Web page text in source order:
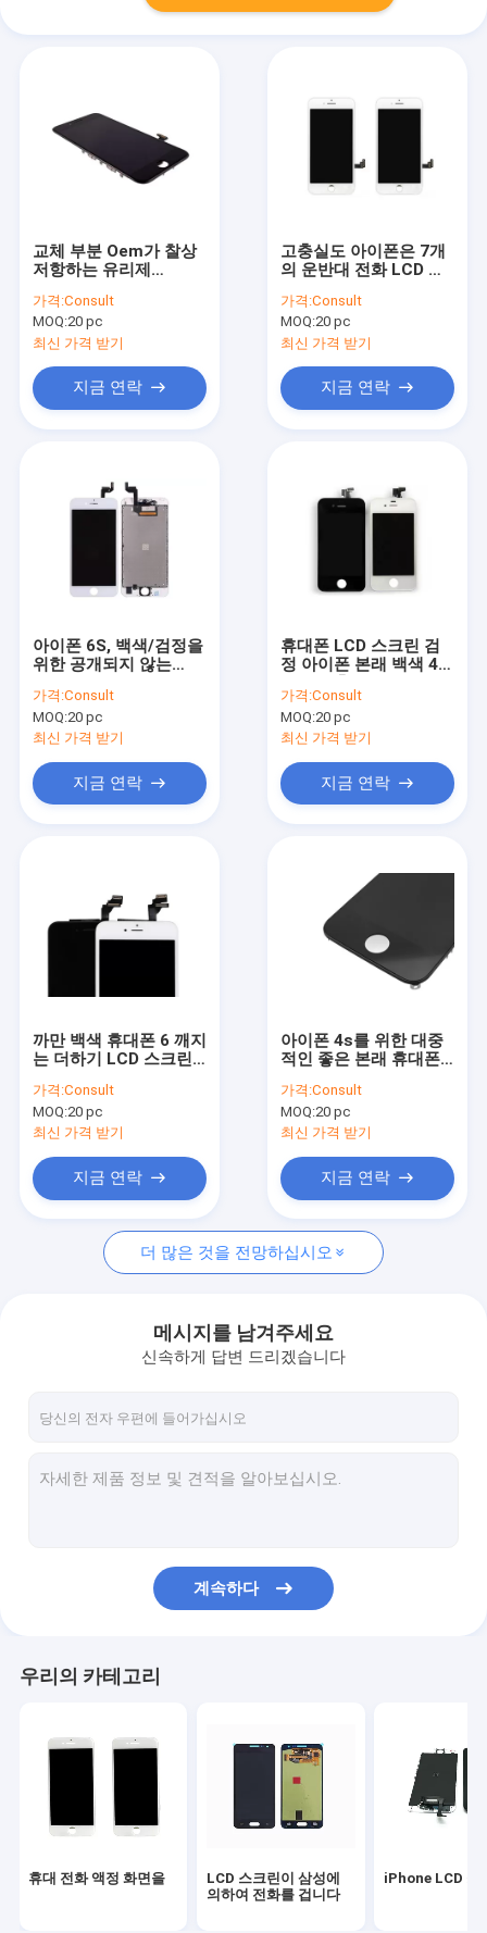
회사 소개
따옴표를 요구하십시오
휴대 전화 액정 화면을
LCD 스크린이 삼성에 의하여 전화를 겁니다
iPAD LCD 화면
아이폰 교체 부품
IPad 교체 부품
아이폰 본래 건전지
셀룰라 전화 USB 케이블
교체 부분 Oem가 찰상
저항하는 유리제
운반대에 의하여 전화를
겁니다
가격:Consult
MOQ:20 pc
최신 가격 받기
지금 연락
고충실도 아이폰은 7개
의 운반대 전화 LCD 스
폰 부속품 분해합니다
가격:Consult
MOQ:20 pc
최신 가격 받기
지금 연락
아이폰 6S, 백색/검정을
위한 공개되지 않는
LCD 터치스크린 회의
가격:Consult
MOQ:20 pc
최신 가격 받기
지금 연락
휴대폰 LCD 스크린 검
정 아이폰 본래 백색 4
가격:Consult
MOQ:20 pc
최신 가격 받기
지금 연락
까만 백색 휴대폰 6 깨지
는 더하기 LCD 스크린
면 수치기 회의 보충 아
니
가격:Consult
MOQ:20 pc
최신 가격 받기
지금 연락
아이폰 4s를 위한 대중
적인 좋은 본래 휴대폰
100%년을 시험했습니
다
가격:Consult
MOQ:20 pc
최신 가격 받기
지금 연락
더 많은 것을 전망하십시오
메시지를 남겨주세요
신속하게 답변 드리겠습니다
계속하다
우리의 카테고리
휴대 전화 액정 화면을
LCD 스크린이 삼성에
의하여 전화를 겁니다
iPhone LCD 스